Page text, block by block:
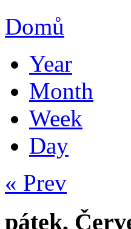
Domů
Year
Month
Week
Day
« Prev
pátek,